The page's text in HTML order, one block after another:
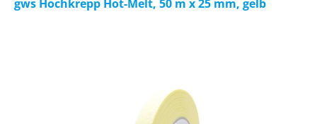
gws Hochkrepp Hot-Melt, 50 m x 25 mm, gelb